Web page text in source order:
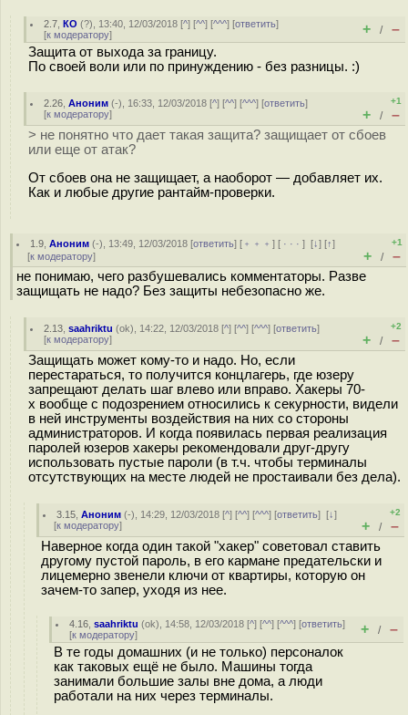
2.7 ,КО (?), 13:40, 12/03/2018 [^] [^^] [^^^] [ответить]
[к модератору] + / –
Защита от выхода за границу.
По своей воли или по принуждению - без разницы. :)
2.26 ,Аноним (-), 16:33, 12/03/2018 [^] [^^] [^^^] [ответить]
[к модератору]
+1
+ / –
> не понятно что дает такая защита? защищает от сбоев
или еще от атак?
От сбоев она не защищает, а наоборот — добавляет их.
Как и любые другие рантайм-проверки.
1.9 ,Аноним (-), 13:49, 12/03/2018 [ответить] [ ﹢﹢﹢] [ · · ·][↓] [↑]
[к модератору]
+1
+ / –
не понимаю, чего разбушевались комментаторы. Разве
защищать не надо? Без защиты небезопасно же.
2.13 ,saahriktu (ok), 14:22, 12/03/2018 [^] [^^] [^^^] [ответить]
[к модератору]
+2
+ / –
Защищать может кому-то и надо. Но, если
перестараться, то получится концлагерь, где юзеру
запрещают делать шаг влево или вправо. Хакеры 70-
х вообще с подозрением относились к секурности, видели
в ней инструменты воздействия на них со стороны
администраторов. И когда появилась первая реализация
паролей юзеров хакеры рекомендовали друг-другу
использовать пустые пароли (в т.ч. чтобы терминалы
отсутствующих на месте людей не простаивали без дела).
3.15 ,Аноним (-), 14:29, 12/03/2018 [^] [^^] [^^^] [ответить][↓]
[к модератору]
+2
+ / –
Наверное когда один такой "хакер" советовал ставить
другому пустой пароль, в его кармане предательски и
лицемерно звенели ключи от квартиры, которую он
зачем-то запер, уходя из нее.
4.16 ,saahriktu (ok), 14:58, 12/03/2018 [^] [^^] [^^^] [ответить]
[к модератору] + / –
В те годы домашних (и не только) персоналок
как таковых ещё не было. Машины тогда
занимали большие залы вне дома, а люди
работали на них через терминалы.